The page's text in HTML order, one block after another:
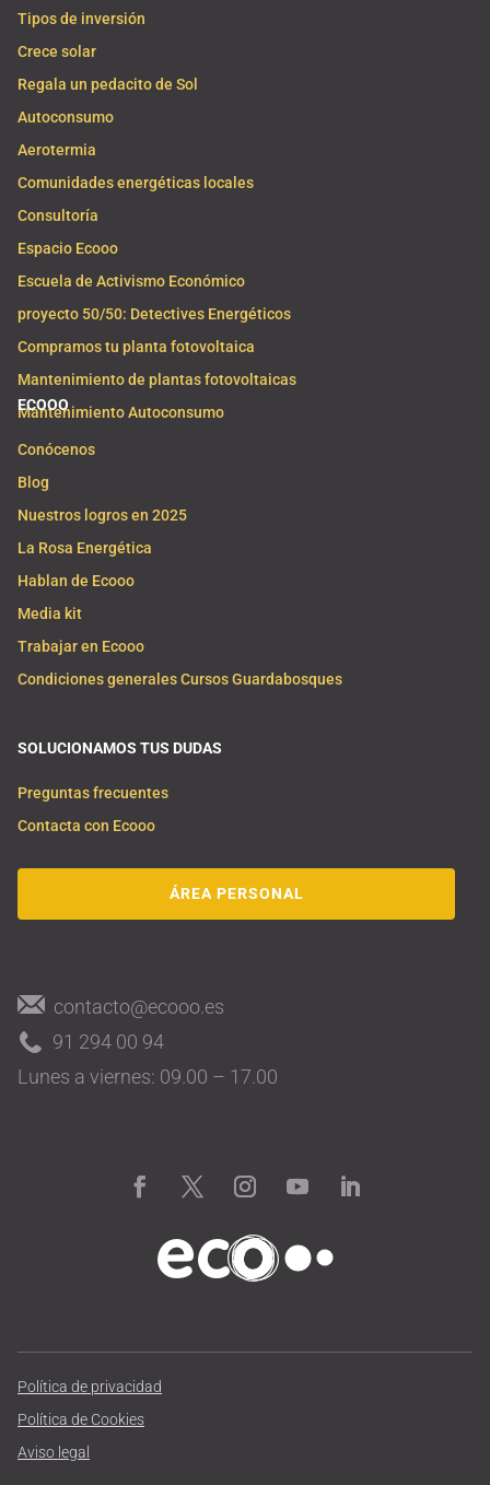
Tipos de inversión
Crece solar
Regala un pedacito de Sol
Autoconsumo
Aerotermia
Comunidades energéticas locales
Consultoría
Espacio Ecooo
Escuela de Activismo Económico
proyecto 50/50: Detectives Energéticos
Compramos tu planta fotovoltaica
Mantenimiento de plantas fotovoltaicas
Mantenimiento Autoconsumo
ECOOO
Conócenos
Blog
Nuestros logros en 2025
La Rosa Energética
Hablan de Ecooo
Media kit
Trabajar en Ecooo
Condiciones generales Cursos Guardabosques
SOLUCIONAMOS TUS DUDAS
Preguntas frecuentes
Contacta con Ecooo
ÁREA PERSONAL
contacto@ecooo.es
91 294 00 94
Lunes a viernes: 09.00 – 17.00
Política de privacidad
Política de Cookies
Aviso legal